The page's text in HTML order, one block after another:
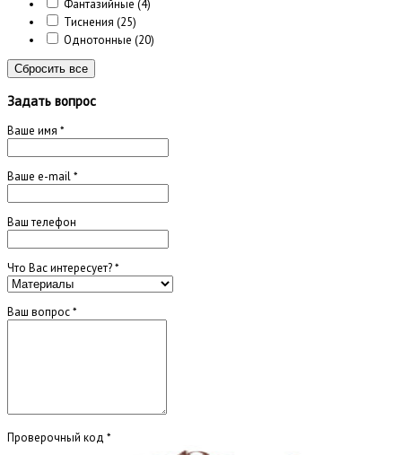
Фантазийные (4)
Тиснения (25)
Однотонные (20)
Сбросить все
Задать вопрос
Ваше имя *
Ваше e-mail*
Ваш телефон
Что Вас интересует?*
Ваш вопрос*
Проверочный код *